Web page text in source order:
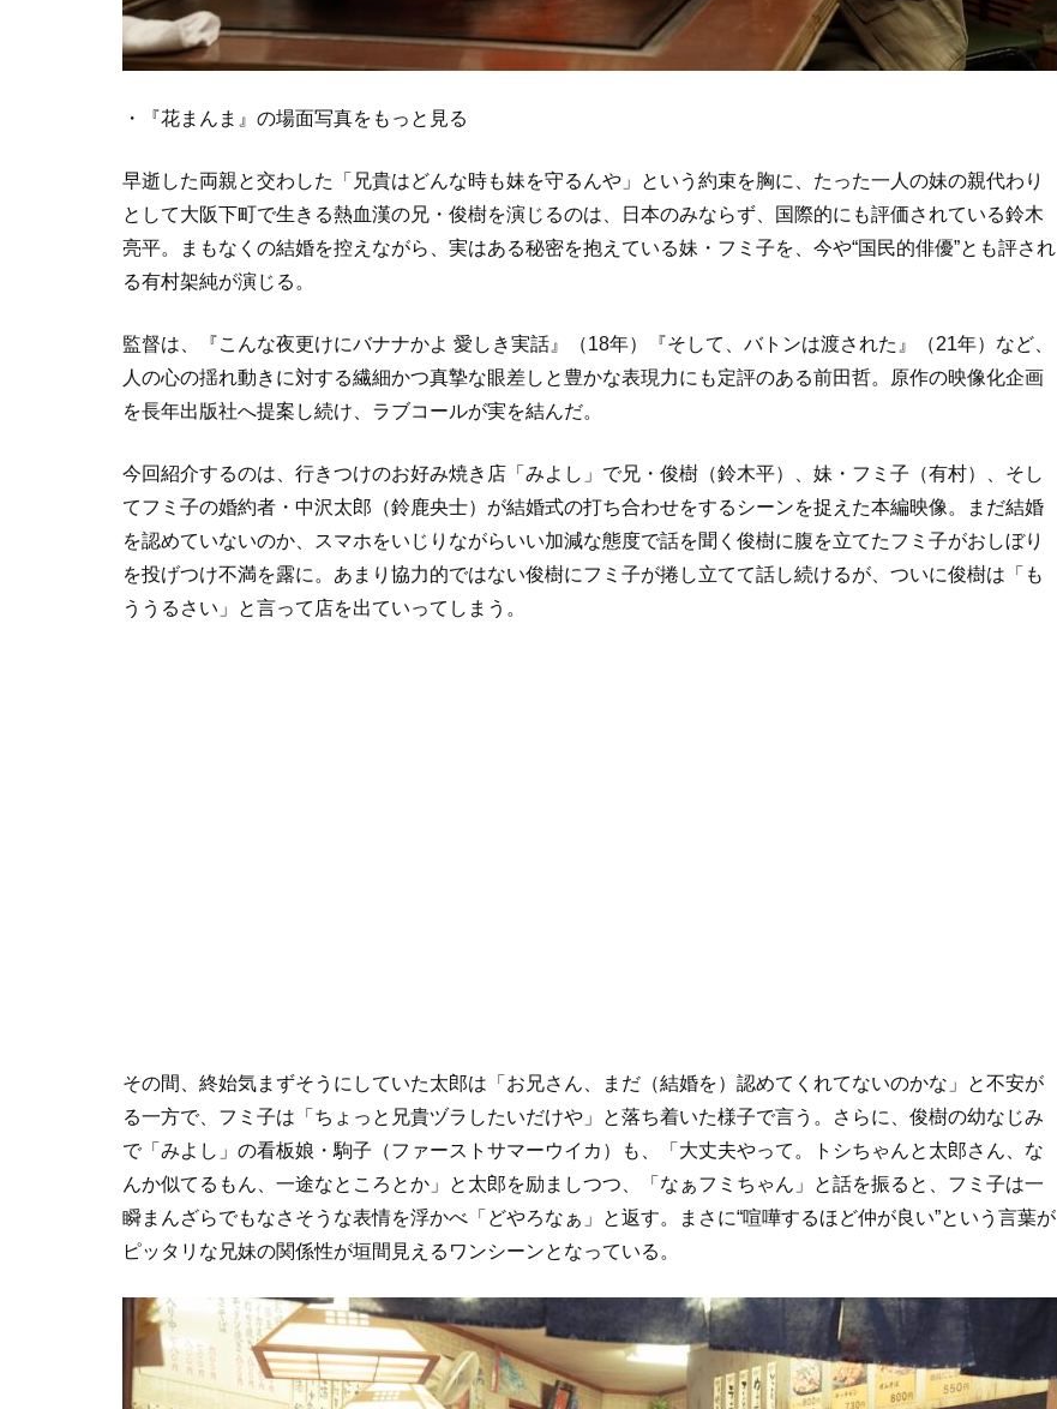
・『花まんま』の場面写真をもっと見る
早逝した両親と交わした「兄貴はどんな時も妹を守るんや」という約束を胸に、たった一人の妹の親代わり
として大阪下町で生きる熱血漢の兄・俊樹を演じるのは、日本のみならず、国際的にも評価されている鈴木
亮平。まもなくの結婚を控えながら、実はある秘密を抱えている妹・フミ子を、今や“国民的俳優”とも評され
る有村架純が演じる。
監督は、『こんな夜更けにバナナかよ 愛しき実話』（18年）『そして、バトンは渡された』（21年）など、
人の心の揺れ動きに対する繊細かつ真摯な眼差しと豊かな表現力にも定評のある前田哲。原作の映像化企画
を長年出版社へ提案し続け、ラブコールが実を結んだ。
今回紹介するのは、行きつけのお好み焼き店「みよし」で兄・俊樹（鈴木平）、妹・フミ子（有村）、そし
てフミ子の婚約者・中沢太郎（鈴鹿央士）が結婚式の打ち合わせをするシーンを捉えた本編映像。まだ結婚
を認めていないのか、スマホをいじりながらいい加減な態度で話を聞く俊樹に腹を立てたフミ子がおしぼり
を投げつけ不満を露に。あまり協力的ではない俊樹にフミ子が捲し立てて話し続けるが、ついに俊樹は「も
ううるさい」と言って店を出ていってしまう。
その間、終始気まずそうにしていた太郎は「お兄さん、まだ（結婚を）認めてくれてないのかな」と不安が
る一方で、フミ子は「ちょっと兄貴ヅラしたいだけや」と落ち着いた様子で言う。さらに、俊樹の幼なじみ
で「みよし」の看板娘・駒子（ファーストサマーウイカ）も、「大丈夫やって。トシちゃんと太郎さん、な
んか似てるもん、一途なところとか」と太郎を励ましつつ、「なぁフミちゃん」と話を振ると、フミ子は一
瞬まんざらでもなさそうな表情を浮かべ「どやろなぁ」と返す。まさに“喧嘩するほど仲が良い”という言葉が
ピッタリな兄妹の関係性が垣間見えるワンシーンとなっている。